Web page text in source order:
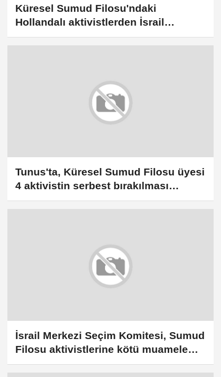
Küresel Sumud Filosu'ndaki
Hollandalı aktivistlerden İsrail
askerlerine suç duyurusu
Tunus'ta, Küresel Sumud Filosu üyesi
4 aktivistin serbest bırakılması
talebiyle gösteri düzenlendi
İsrail Merkezi Seçim Komitesi, Sumud
Filosu aktivistlerine kötü muamele
videosunu paylaşan Ben-Gvir'e ceza